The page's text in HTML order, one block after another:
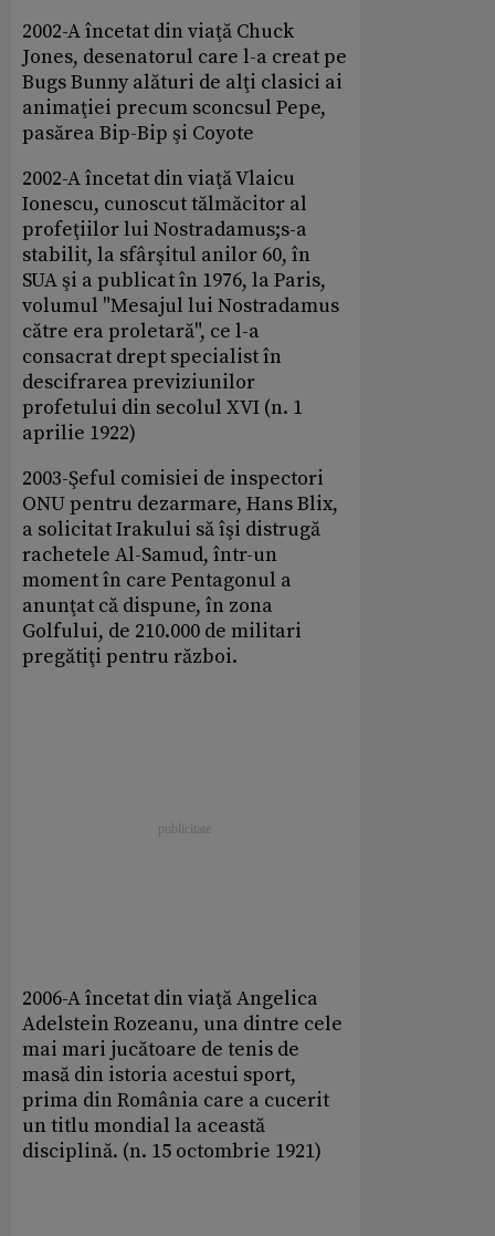
2002-A încetat din viaţă Chuck
Jones, desenatorul care l-a creat pe
Bugs Bunny alături de alţi clasici ai
animaţiei precum sconcsul Pepe,
pasărea Bip-Bip şi Coyote
2002-A încetat din viaţă Vlaicu
Ionescu, cunoscut tălmăcitor al
profeţiilor lui Nostradamus;s-a
stabilit, la sfârşitul anilor 60, în
SUA şi a publicat în 1976, la Paris,
volumul "Mesajul lui Nostradamus
către era proletară", ce l-a
consacrat drept specialist în
descifrarea previziunilor
profetului din secolul XVI (n. 1
aprilie 1922)
2003-Şeful comisiei de inspectori
ONU pentru dezarmare, Hans Blix,
a solicitat Irakului să îşi distrugă
rachetele Al-Samud, într-un
moment în care Pentagonul a
anunţat că dispune, în zona
Golfului, de 210.000 de militari
pregătiţi pentru război.
2006-A încetat din viaţă Angelica
Adelstein Rozeanu, una dintre cele
mai mari jucătoare de tenis de
masă din istoria acestui sport,
prima din România care a cucerit
un titlu mondial la această
disciplină. (n. 15 octombrie 1921)